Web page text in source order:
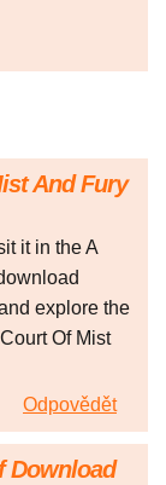
And Fury
it in the A
explore the
Of Mist
Odpovědět
Download